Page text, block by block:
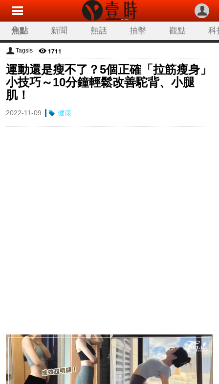
焦點 新聞 熱話 抽擊 觀點 科
Tagsis 1711
運動還是瘦不了？5個正確「拉筋瘦身」
小技巧～10分鐘輕鬆改善駝背、小腿
肌！
2022-11-09 健康